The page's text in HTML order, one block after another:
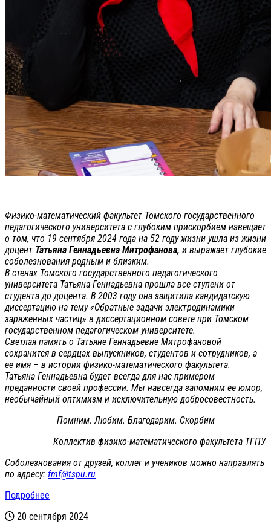
Физико-математический факультет Томского государственного
педагогического университета с глубоким прискорбием извещает
о том, что 19 сентября 2024 года на 52 году жизни ушла из жизни
доцент Татьяна Геннадьевна Митрофанова, и выражает глубокие
соболезнования родным и близким.
В стенах Томского государственного педагогического
университета Татьяна Геннадьевна прошла все ступени от
студента до доцента. В 2003 году она защитила кандидатскую
диссертацию на тему «Обратные задачи электродинамики
заряженных частиц» в диссертационном совете при Томском
государственном педагогическом университете.
Светлая память о Татьяне Геннадьевне Митрофановой
сохранится в сердцах выпускников, студентов и сотрудников, а
ее имя – в истории физико-математического факультета.
Татьяна Геннадьевна будет всегда для нас примером
преданности своей профессии. Мы навсегда запомним ее юмор,
необычайный оптимизм и исключительную добросовестность.
Помним. Любим. Благодарим. Скорбим
Коллектив физико-математического факультета ТГПУ
Соболезнования от друзей, коллег и учеников можно направлять
по адресу: fmf@tspu.ru
Подробнее
20 сентября 2024